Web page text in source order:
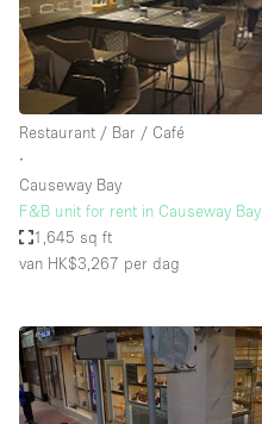
Restaurant / Bar / Café
∙
Causeway Bay
F&B unit for rent in Causeway Bay
1,645 sq ft
van HK$3,267 per dag